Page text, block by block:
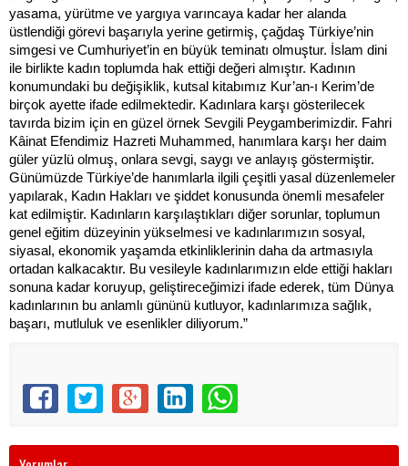
yasama, yürütme ve yargıya varıncaya kadar her alanda
üstlendiği görevi başarıyla yerine getirmiş, çağdaş Türkiye’nin
simgesi ve Cumhuriyet’in en büyük teminatı olmuştur. İslam dini
ile birlikte kadın toplumda hak ettiği değeri almıştır. Kadının
konumundaki bu değişiklik, kutsal kitabımız Kur’an-ı Kerim’de
birçok ayette ifade edilmektedir. Kadınlara karşı gösterilecek
tavırda bizim için en güzel örnek Sevgili Peygamberimizdir. Fahri
Kâinat Efendimiz Hazreti Muhammed, hanımlara karşı her daim
güler yüzlü olmuş, onlara sevgi, saygı ve anlayış göstermiştir.
Günümüzde Türkiye’de hanımlarla ilgili çeşitli yasal düzenlemeler
yapılarak, Kadın Hakları ve şiddet konusunda önemli mesafeler
kat edilmiştir. Kadınların karşılaştıkları diğer sorunlar, toplumun
genel eğitim düzeyinin yükselmesi ve kadınlarımızın sosyal,
siyasal, ekonomik yaşamda etkinliklerinin daha da artmasıyla
ortadan kalkacaktır. Bu vesileyle kadınlarımızın elde ettiği hakları
sonuna kadar koruyup, geliştireceğimizi ifade ederek, tüm Dünya
kadınlarının bu anlamlı gününü kutluyor, kadınlarımıza sağlık,
başarı, mutluluk ve esenlikler diliyorum.”